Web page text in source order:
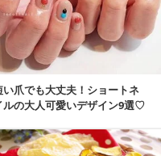
い爪でも大丈夫！ショートネ
ルの大人可愛いデザイン9選♡